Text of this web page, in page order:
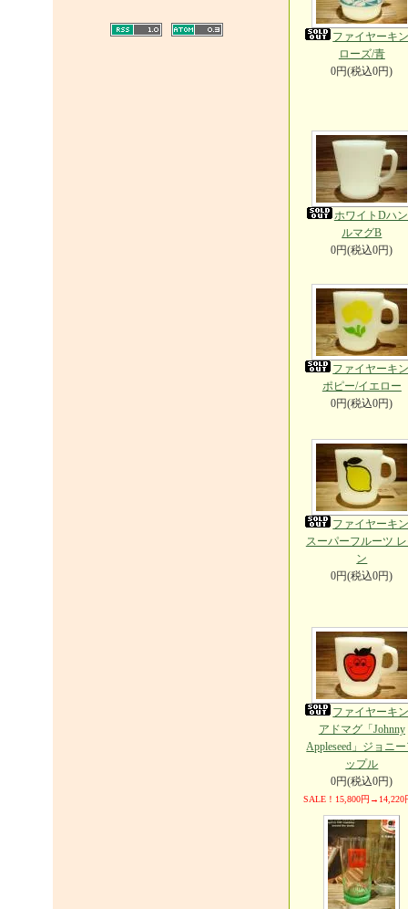
ファイヤーキ
ローズ/青
0円(税込0円)
ホワイトDハ
ルマグB
0円(税込0円)
ファイヤーキ
ポピー/イエロー
0円(税込0円)
ファイヤーキ
スーパーフルーツ
ン
0円(税込0円)
ファイヤーキ
アドマグ「Johnny
Appleseed」ジョニ
ップル
0円(税込0円)
SALE！15,800円→14,220